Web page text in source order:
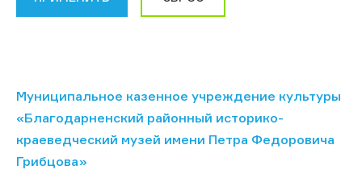
Муниципальное казенное учреждение культуры
«Благодарненский районный историко-
краеведческий музей имени Петра Федоровича
Грибцова»